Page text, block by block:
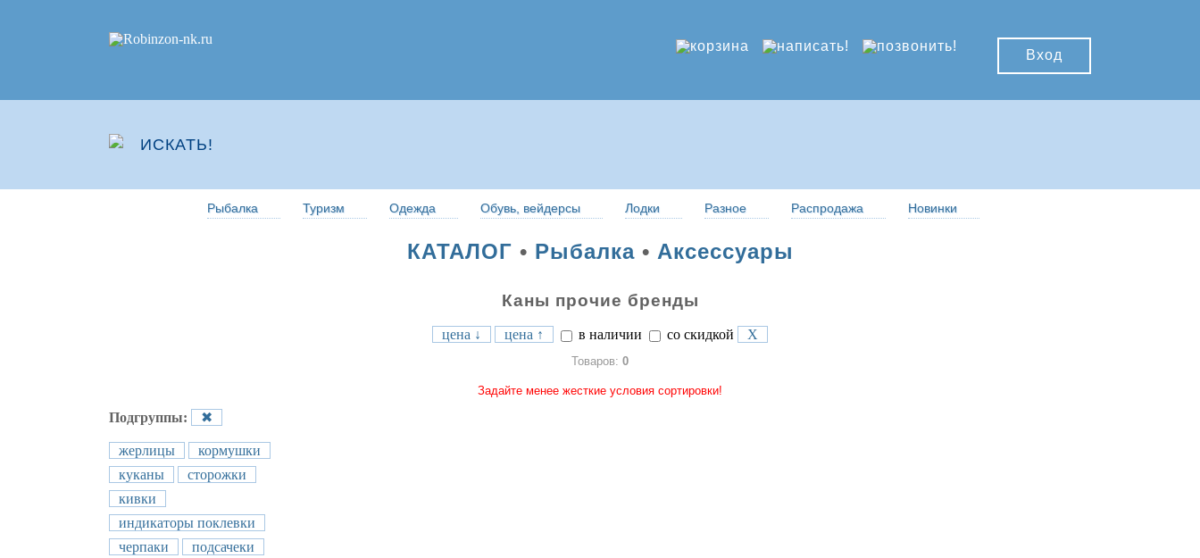
Вход
Рыбалка Туризм Одежда Обувь, вейдерсы Лодки Разное Распродажа Новинки
КАТАЛОГ • Рыбалка• Аксессуары
Каны прочие бренды
цена ↓ цена ↑ в наличии со скидкой X
Товаров: 0
Задайте менее жесткие условия сортировки!
Подгруппы: ✖
жерлицы
кормушки
куканы
сторожки
кивки
индикаторы поклевки
черпаки
подсачеки